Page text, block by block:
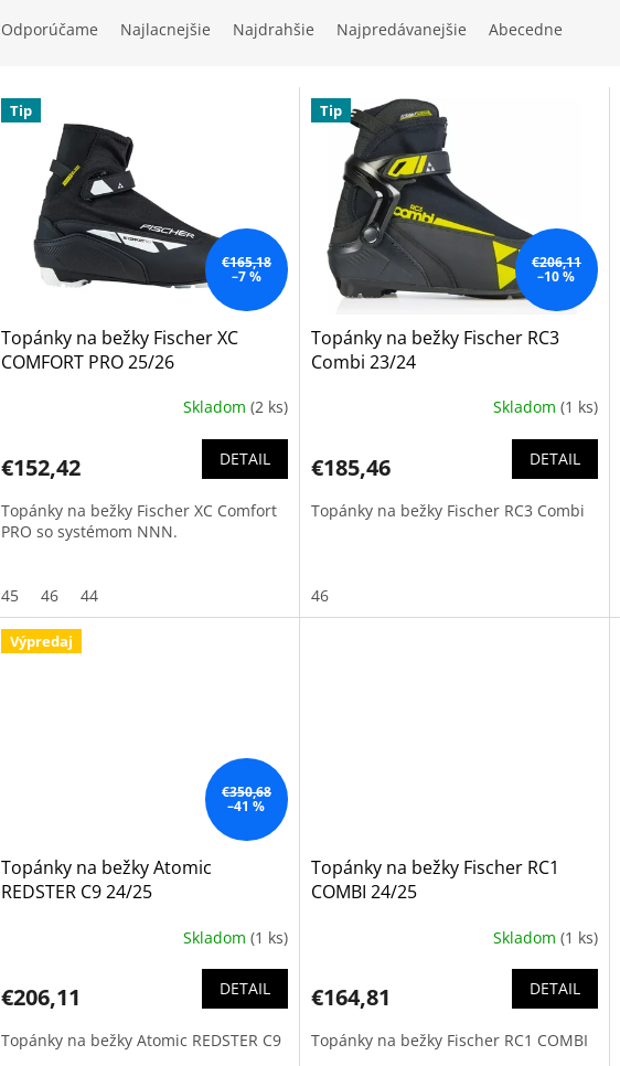
n
o
Odporúčame Najlacnejšie Najdrahšie Najpredávanejšie Abecedne
V Tip
€165,18
–7 %
Topánky na bežky Fischer XC
COMFORT PRO 25/26
Skladom (2 ks)
€152,42 DETAIL
Topánky na bežky Fischer XC Comfort
PRO so systémom NNN.
45 46 44
Tip
€206,11
–10 %
Topánky na bežky Fischer RC3
Combi 23/24
Skladom (1 ks)
€185,46 DETAIL
Topánky na bežky Fischer RC3 Combi
46
Výpredaj
€350,68
–41 %
Topánky na bežky Atomic
REDSTER C9 24/25
Skladom (1 ks)
€206,11 DETAIL
Topánky na bežky Atomic REDSTER C9
Topánky na bežky Fischer RC1
COMBI 24/25
Skladom (1 ks)
€164,81 DETAIL
Topánky na bežky Fischer RC1 COMBI